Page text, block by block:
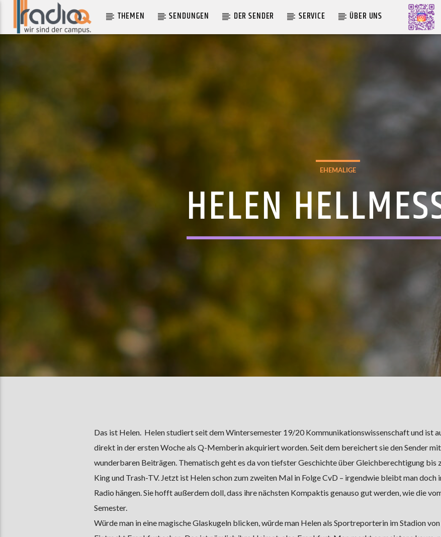
THEMEN SENDUNGEN DER SENDER SERVICE ÜBER UNS
WENN DU TANZT
EHEMALIGE
HELEN
Das ist Helen. Helen studiert seit dem Wintersemester 19/20 Kommunikationswissenschaft und ist
direkt in der ersten Woche als Q-Memberin akquiriert worden. Seit dem bereichert sie den Sender mit
wunderbaren Beiträgen. Thematisch geht es da von tiefster Geschichte über Gleichberechtigung bis
King und Trash-TV. Jetzt ist Helen schon zum zweiten Mal in Folge CvD – irgendwie bleibt man doch
Radio hängen. Sie hofft außerdem doll, dass ihre nächsten Kompaktis genauso gut werden, wie die
Semester.
Würde man in eine magische Glaskugeln blicken, würde man Helen als Sportreporterin im Stadion